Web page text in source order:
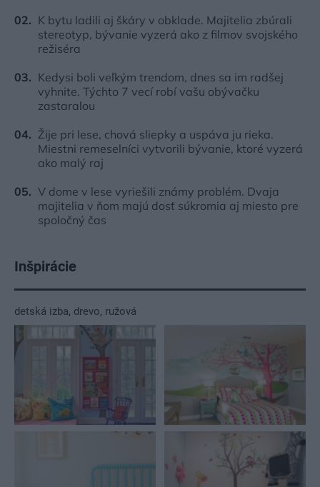
K bytu ladili aj škáry v obklade. Majitelia zbúrali
stereotyp, bývanie vyzerá ako z filmov svojského
režiséra
Kedysi boli veľkým trendom, dnes sa im radšej
vyhnite. Týchto 7 vecí robí vašu obývačku
zastaralou
Žije pri lese, chová sliepky a uspáva ju rieka.
Miestni remeselníci vytvorili bývanie, ktoré vyzerá
ako malý raj
V dome v lese vyriešili známy problém. Dvaja
majitelia v ňom majú dosť súkromia aj miesto pre
spoločný čas
Inšpirácie
detská izba, drevo, ružová